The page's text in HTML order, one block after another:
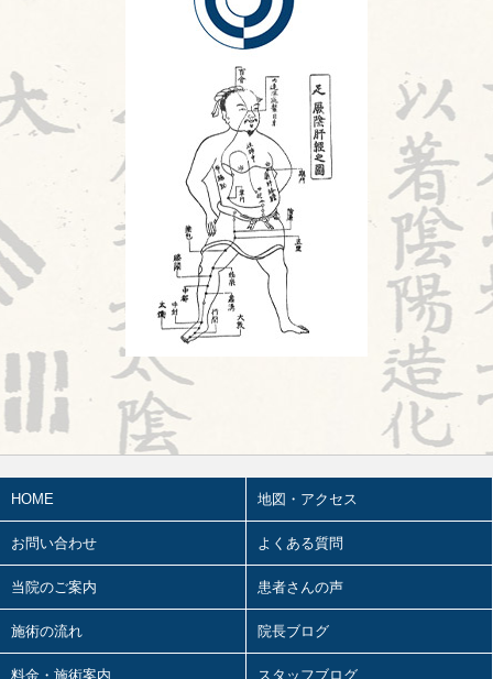
鍼灸教育について
Hospitalistとは①
2026.07.16
陰陽学説⑦
2026.07.15
頭が痛い①
2026.07.14
胎漏(たいろう)とは①
2026.07.13
鍼治療の臨床試験における標準化と柔
軟性を両立させるマニュアル⑬
2026.07.11
2026前期試験
HOME 地図・アクセス
お問い合わせ よくある質問
当院のご案内 患者さんの声
施術の流れ 院長ブログ
料金・施術案内 スタッフブログ